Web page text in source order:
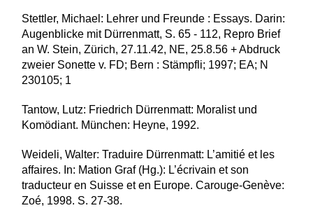
Stettler, Michael: Lehrer und Freunde : Essays. Darin:
Augenblicke mit Dürrenmatt, S. 65 - 112, Repro Brief
an W. Stein, Zürich, 27.11.42, NE, 25.8.56 + Abdruck
zweier Sonette v. FD; Bern : Stämpfli; 1997; EA; N
230105; 1
Tantow, Lutz: Friedrich Dürrenmatt: Moralist und
Komödiant. München: Heyne, 1992.
Weideli, Walter: Traduire Dürrenmatt: L’amitié et les
affaires. In: Mation Graf (Hg.): L’écrivain et son
traducteur en Suisse et en Europe. Carouge-Genève:
Zoé, 1998. S. 27-38.